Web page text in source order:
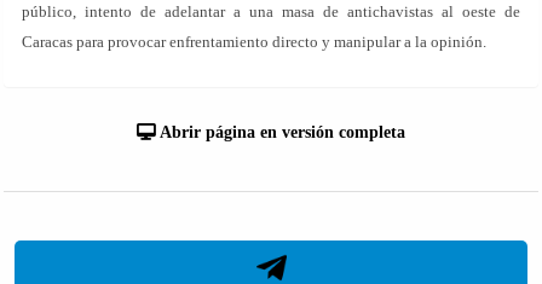
público, intento de adelantar a una masa de antichavistas al oeste de
Caracas para provocar enfrentamiento directo y manipular a la opinión.
Abrir página en versión completa